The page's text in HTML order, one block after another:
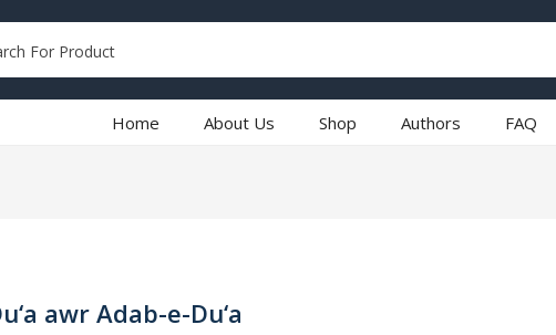
Home About Us Shop Authors FAQ
awr Adab-e-Du‘a